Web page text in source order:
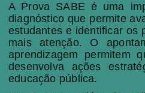
A Prova SABE é uma
diagnóstico que permite
estudantes e identificar os
mais atenção. O
aprendizagem permitem
desenvolva ações
educação pública.